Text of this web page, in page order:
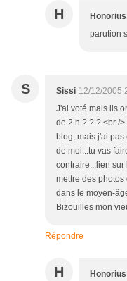
H Honorius
parution
S Sissi 12/12/2005
J'ai voté mais ils
de 2 h ? ? ? <br /
blog, mais j'ai pas
de moi...tu vas
contraire...lien sur
mettre des photos
dans le moyen-
Bizouilles mon
Répondre
H Honorius